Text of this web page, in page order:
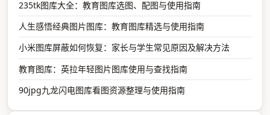
235tk图库大全：教育图库选图、配图与使用指南
人生感悟经典图片图库：教育图库精选与使用指南
小米图库屏蔽如何恢复：家长与学生常见原因及解决方法
教育图库：英拉年轻图片图库使用与查找指南
90jpg九龙闪电图库看图资源整理与使用指南